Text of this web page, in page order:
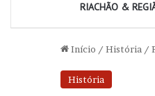
RIACHÃO &
Início / História /
História